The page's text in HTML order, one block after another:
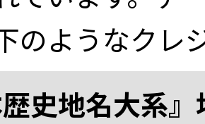
のようなクレ
歴史地名大系